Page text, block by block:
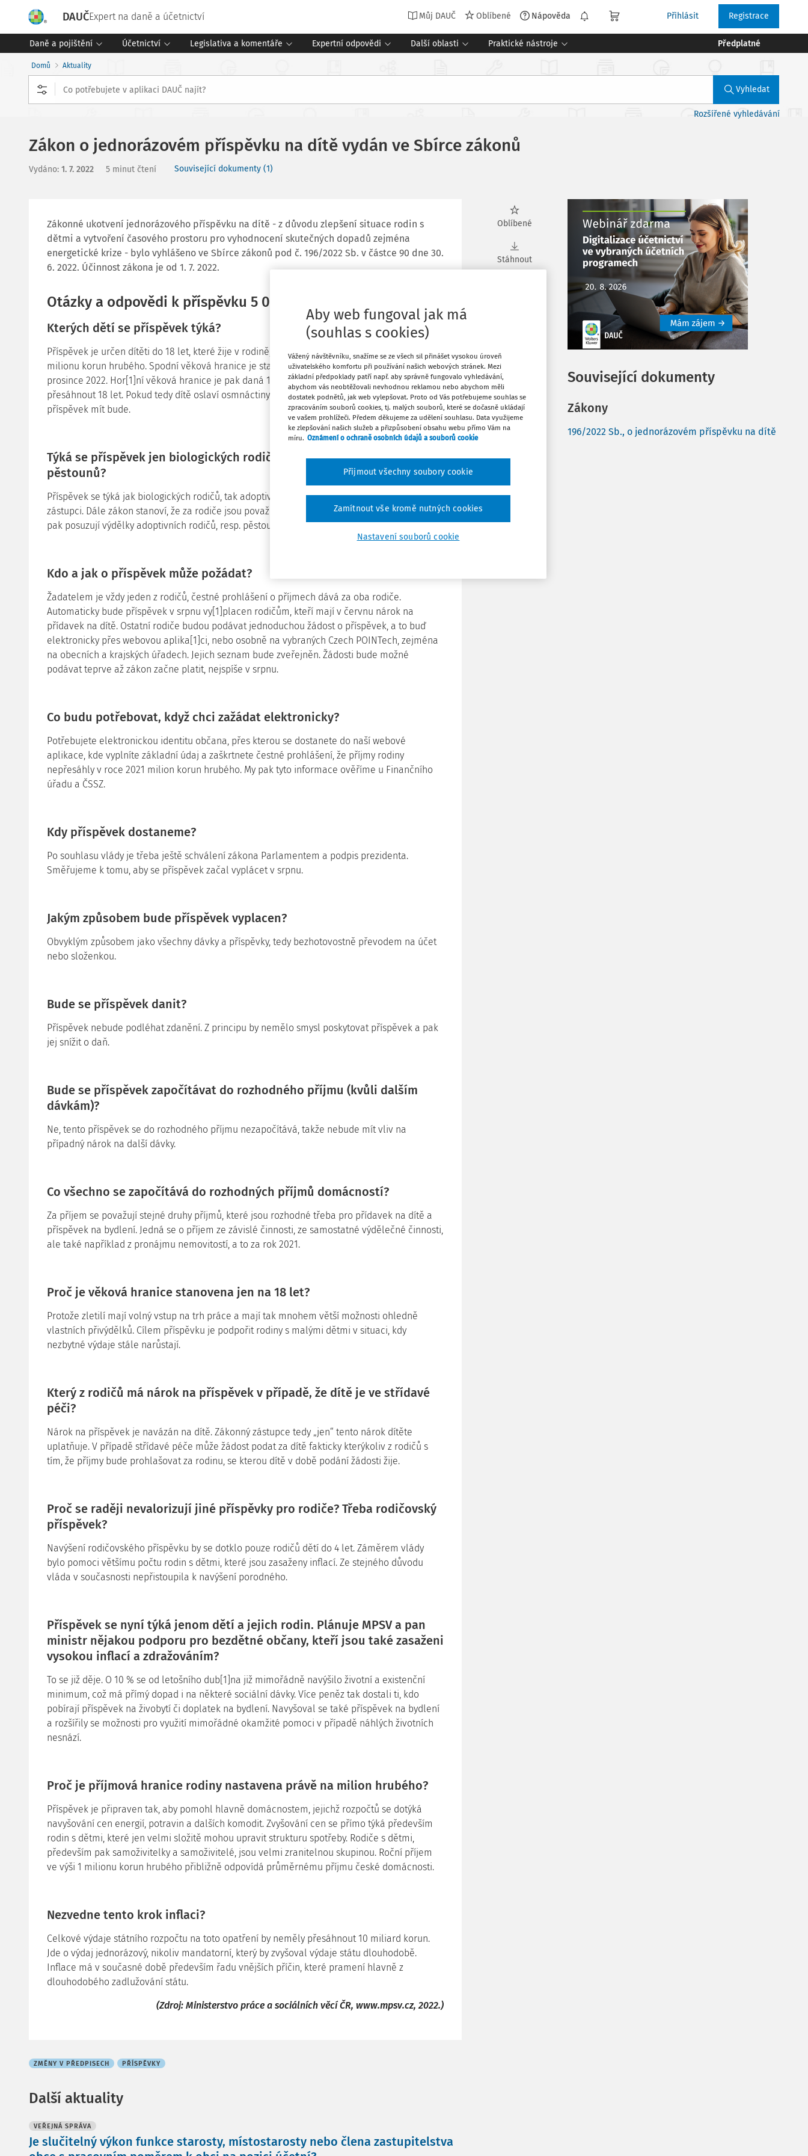
DAUČExpert na daně a účetnictví Můj DAUČ Oblíbené Nápověda Přihlásit Registrace
Daně a pojištění Účetnictví Legislativa a komentáře Expertní odpovědi Další oblasti Praktické nástroje Předplatné
Domů Aktuality
Vyhledat
Rozšířené vyhledávání
Zákon o jednorázovém příspěvku na dítě vydán ve Sbírce zákonů
Vydáno: 1. 7. 2022 5 minut čtení Související dokumenty (1)
Zákonné ukotvení jednorázového příspěvku na dítě - z důvodu zlepšení situace rodin s
dětmi a vytvoření časového prostoru pro vyhodnocení skutečných dopadů zejména
energetické krize - bylo vyhlášeno ve Sbírce zákonů pod č. 196/2022 Sb. v částce 90 dne 30.
6. 2022. Účinnost zákona je od 1. 7. 2022.
Otázky a odpovědi k příspěvku 5 000 Kč na dítě
Kterých dětí se příspěvek týká?
Příspěvek je určen dítěti do 18 let, které žije v rodině, jejíž příjem v roce 2021 byl do jednoho
milionu korun hrubého. Spodní věková hranice je stanovena narozením dítěte nejpozději 31.
prosince 2022. Hor[1]ní věková hranice je pak daná 1. srpnem 2022, kdy věk nesmí
přesáhnout 18 let. Pokud tedy dítě oslaví osmnáctiny 2. srp[1]na nebo později, pak nárok na
příspěvek mít bude.
Týká se příspěvek jen biologických rodičů, nebo i adoptivních rodičů a
pěstounů?
Příspěvek se týká jak biologických rodičů, tak adoptivních rodičů, protože ti jsou zákonnými
zástupci. Dále zákon stanoví, že za rodiče jsou považováni také pěstouni. Z hlediska příjmů se
pak posuzují výdělky adoptivních rodičů, resp. pěstounů.
Kdo a jak o příspěvek může požádat?
Žadatelem je vždy jeden z rodičů, čestné prohlášení o příjmech dává za oba rodiče.
Automaticky bude příspěvek v srpnu vy[1]placen rodičům, kteří mají v červnu nárok na
přídavek na dítě. Ostatní rodiče budou podávat jednoduchou žádost o příspěvek, a to buď
elektronicky přes webovou aplika[1]ci, nebo osobně na vybraných Czech POINTech, zejména
na obecních a krajských úřadech. Jejich seznam bude zveřejněn. Žádosti bude možné
podávat teprve až zákon začne platit, nejspíše v srpnu.
Co budu potřebovat, když chci zažádat elektronicky?
Potřebujete elektronickou identitu občana, přes kterou se dostanete do naší webové
aplikace, kde vyplníte základní údaj a zaškrtnete čestné prohlášení, že příjmy rodiny
nepřesáhly v roce 2021 milion korun hrubého. My pak tyto informace ověříme u Finančního
úřadu a ČSSZ.
Kdy příspěvek dostaneme?
Po souhlasu vlády je třeba ještě schválení zákona Parlamentem a podpis prezidenta.
Směřujeme k tomu, aby se příspěvek začal vyplácet v srpnu.
Jakým způsobem bude příspěvek vyplacen?
Obvyklým způsobem jako všechny dávky a příspěvky, tedy bezhotovostně převodem na účet
nebo složenkou.
Bude se příspěvek danit?
Příspěvek nebude podléhat zdanění. Z principu by nemělo smysl poskytovat příspěvek a pak
jej snížit o daň.
Bude se příspěvek započítávat do rozhodného příjmu (kvůli dalším
dávkám)?
Ne, tento příspěvek se do rozhodného příjmu nezapočítává, takže nebude mít vliv na
případný nárok na další dávky.
Co všechno se započítává do rozhodných příjmů domácností?
Za příjem se považují stejné druhy příjmů, které jsou rozhodné třeba pro přídavek na dítě a
příspěvek na bydlení. Jedná se o příjem ze závislé činnosti, ze samostatné výdělečné činnosti,
ale také například z pronájmu nemovitostí, a to za rok 2021.
Proč je věková hranice stanovena jen na 18 let?
Protože zletilí mají volný vstup na trh práce a mají tak mnohem větší možnosti ohledně
vlastních přivýdělků. Cílem příspěvku je podpořit rodiny s malými dětmi v situaci, kdy
nezbytné výdaje stále narůstají.
Který z rodičů má nárok na příspěvek v případě, že dítě je ve střídavé
péči?
Nárok na příspěvek je navázán na dítě. Zákonný zástupce tedy „jen“ tento nárok dítěte
uplatňuje. V případě střídavé péče může žádost podat za dítě fakticky kterýkoliv z rodičů s
tím, že příjmy bude prohlašovat za rodinu, se kterou dítě v době podání žádosti žije.
Proč se raději nevalorizují jiné příspěvky pro rodiče? Třeba rodičovský
příspěvek?
Navýšení rodičovského příspěvku by se dotklo pouze rodičů dětí do 4 let. Záměrem vlády
bylo pomoci většímu počtu rodin s dětmi, které jsou zasaženy inflací. Ze stejného důvodu
vláda v současnosti nepřistoupila k navýšení porodného.
Příspěvek se nyní týká jenom dětí a jejich rodin. Plánuje MPSV a pan
ministr nějakou podporu pro bezdětné občany, kteří jsou také zasaženi
vysokou inflací a zdražováním?
To se již děje. O 10 % se od letošního dub[1]na již mimořádně navýšilo životní a existenční
minimum, což má přímý dopad i na některé sociální dávky. Více peněz tak dostali ti, kdo
pobírají příspěvek na živobytí či doplatek na bydlení. Navyšoval se také příspěvek na bydlení
a rozšířily se možnosti pro využití mimořádné okamžité pomoci v případě náhlých životních
nesnází.
Proč je příjmová hranice rodiny nastavena právě na milion hrubého?
Příspěvek je připraven tak, aby pomohl hlavně domácnostem, jejichž rozpočtů se dotýká
navyšování cen energií, potravin a dalších komodit. Zvyšování cen se přímo týká především
rodin s dětmi, které jen velmi složitě mohou upravit strukturu spotřeby. Rodiče s dětmi,
především pak samoživitelky a samoživitelé, jsou velmi zranitelnou skupinou. Roční příjem
ve výši 1 milionu korun hrubého přibližně odpovídá průměrnému příjmu české domácnosti.
Nezvedne tento krok inflaci?
Celkové výdaje státního rozpočtu na toto opatření by neměly přesáhnout 10 miliard korun.
Jde o výdaj jednorázový, nikoliv mandatorní, který by zvyšoval výdaje státu dlouhodobě.
Inflace má v současné době především řadu vnějších příčin, které pramení hlavně z
dlouhodobého zadlužování státu.
(Zdroj: Ministerstvo práce a sociálních věcí ČR, www.mpsv.cz, 2022.)
ZMĚNY V PŘEDPISECH PŘÍSPĚVKY
Další aktuality
VEŘEJNÁ SPRÁVA
Je slučitelný výkon funkce starosty, místostarosty nebo člena zastupitelstva
Oblíbené
Stáhnout
Poznámka
Související dokumenty
Zákony
196/2022 Sb., o jednorázovém příspěvku na dítě
Aby web fungoval jak má
(souhlas s cookies)
Vážený návštěvníku, snažíme se ze všech sil přinášet vysokou úroveň
uživatelského komfortu při používání našich webových stránek. Mezi
základní předpoklady patří např. aby správně fungovalo vyhledávání,
abychom vás neobtěžovali nevhodnou reklamou nebo abychom měli
dostatek podnětů, jak web vylepšovat. Proto od Vás potřebujeme souhlas se
zpracováním souborů cookies, tj. malých souborů, které se dočasně ukládají
ve vašem prohlížeči. Předem děkujeme za udělení souhlasu. Data využijeme
ke zlepšování našich služeb a přizpůsobení obsahu webu přímo Vám na
míru. Oznámení o ochraně osobních údajů a souborů cookie
Nastavení souborů cookie
Zamítnout vše kromě nutných cookies
Přijmout všechny soubory cookie